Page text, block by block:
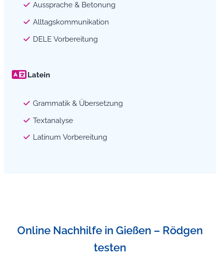
Aussprache & Betonung
Alltagskommunikation
DELE Vorbereitung
Latein
Grammatik & Übersetzung
Textanalyse
Latinum Vorbereitung
Online Nachhilfe in Gießen – Rödgen
testen